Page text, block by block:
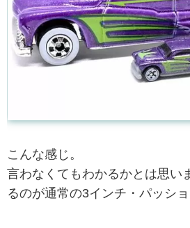
こんな感じ。
言わなくてもわかるかとは思い
るのが通常の3インチ・パッショ